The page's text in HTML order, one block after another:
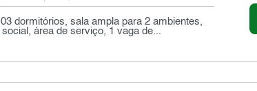
dormitórios, sala ampla para 2 ambientes,
área de serviço, 1 vaga de...